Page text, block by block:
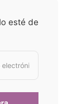
esté de